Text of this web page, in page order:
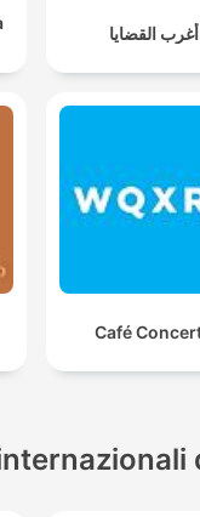
أغرب القضايا
Café